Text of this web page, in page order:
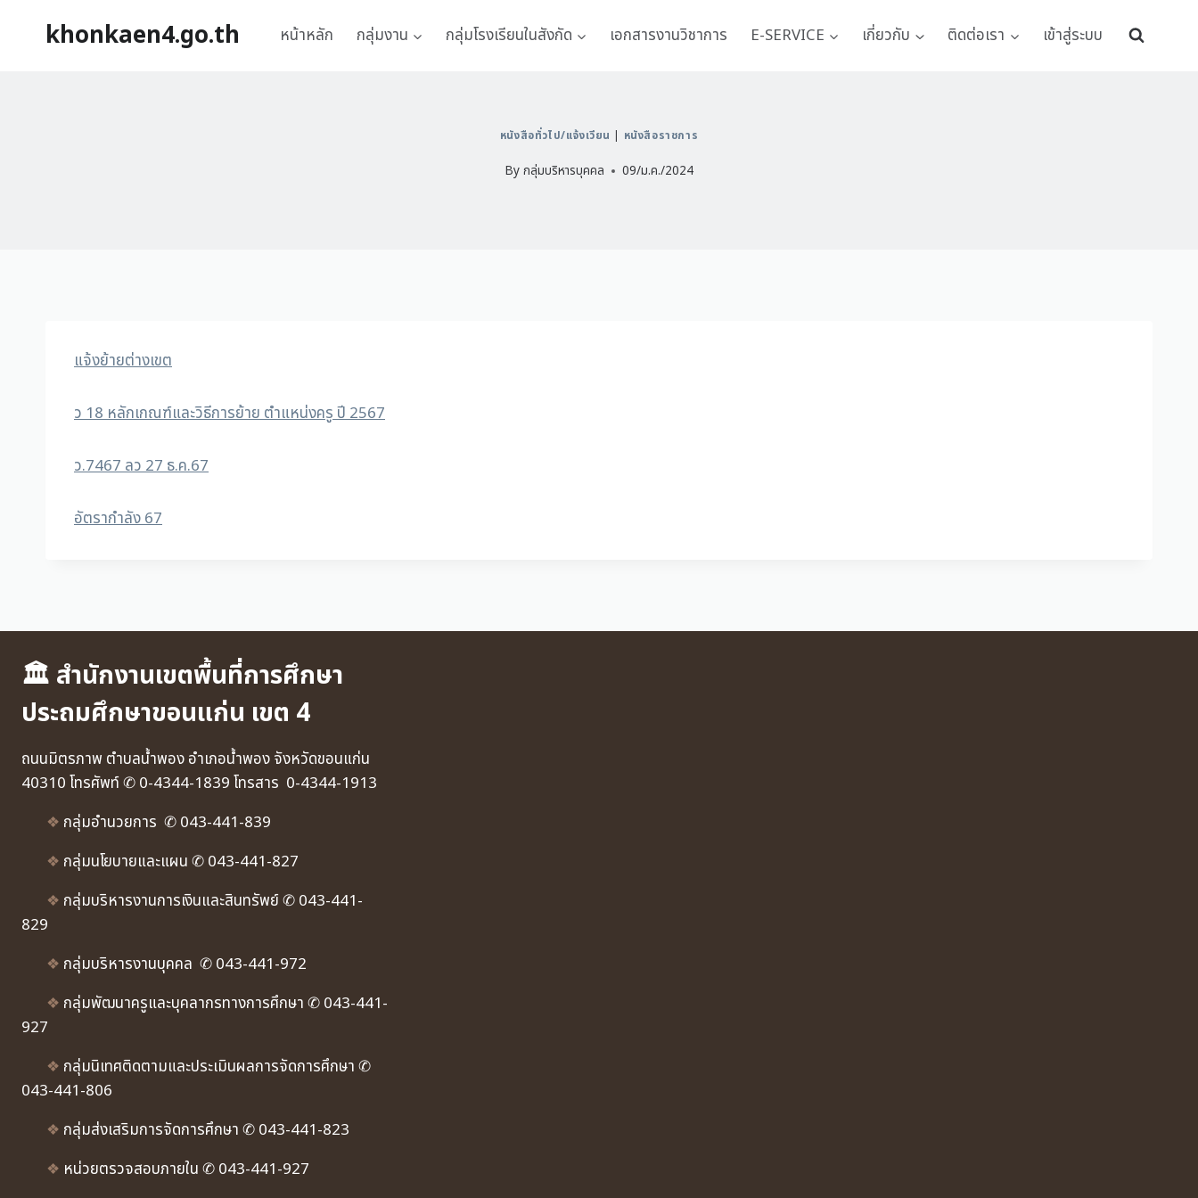
khonkaen4.go.th หน้าหลัก กลุ่มงาน กลุ่มโรงเรียนในสังกัด เอกสารงานวิชาการ E-SERVICE เกี่ยวกับ ติดต่อเรา เข้าสู่ระบบ
หนังสือทั่วไป/แจ้งเวียน หนังสือราชการ
By กลุ่มบริหารบุคคล 09/ม.ค./2024
แจ้งย้ายต่างเขต
ว 18 หลักเกณฑ์และวิธีการย้าย ตำแหน่งครู ปี 2567
ว.7467 ลว 27 ธ.ค.67
อัตรากำลัง 67
🏛 สำนักงานเขตพื้นที่การศึกษา
ประถมศึกษาขอนแก่น เขต 4
ถนนมิตรภาพ ตำบลน้ำพอง อำเภอน้ำพอง จังหวัดขอนแก่น
40310 โทรศัพท์ ✆ 0-4344-1839 โทรสาร 0-4344-1913
❖ กลุ่มอำนวยการ ✆ 043-441-839
❖ กลุ่มนโยบายและแผน ✆ 043-441-827
❖ กลุ่มบริหารงานการเงินและสินทรัพย์ ✆ 043-441-
829
❖ กลุ่มบริหารงานบุคคล ✆ 043-441-972
❖ กลุ่มพัฒนาครูและบุคลากรทางการศึกษา ✆ 043-441-
927
❖ กลุ่มนิเทศติดตามและประเมินผลการจัดการศึกษา ✆
043-441-806
❖ กลุ่มส่งเสริมการจัดการศึกษา ✆ 043-441-823
❖ หน่วยตรวจสอบภายใน ✆ 043-441-927